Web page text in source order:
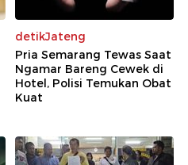
detikJateng
Pria Semarang Tewas Saat
Ngamar Bareng Cewek di
Hotel, Polisi Temukan Obat
Kuat